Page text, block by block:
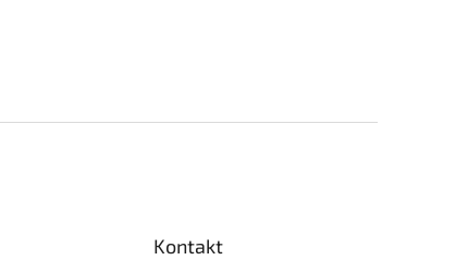
Kontakt